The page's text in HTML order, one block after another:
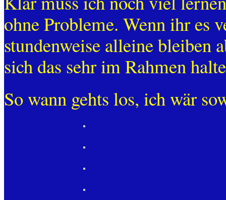
ohne Probleme. Wenn ihr es
stundenweise alleine bleiben
sich das sehr im Rahmen
So wann gehts los, ich wär